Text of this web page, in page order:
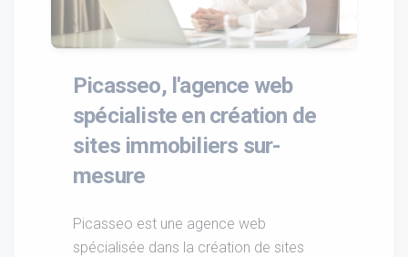
Picasseo, l'agence web
spécialiste en création de
sites immobiliers sur-
mesure
Picasseo est une agence web
spécialisée dans la création de sites